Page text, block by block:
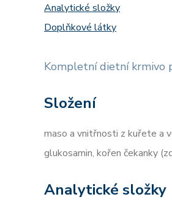
Analytické složky
Doplňkové látky
Kompletní dietní krmivo
Složení
maso a vnitřnosti z kuřete a
glukosamin, kořen čekanky
Analytické složky